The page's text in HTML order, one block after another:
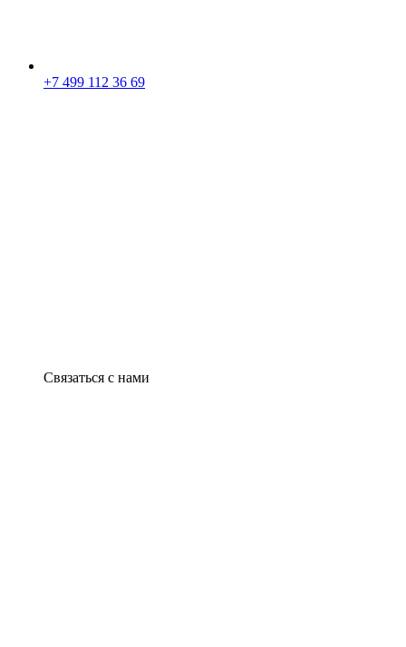
+7 499 112 36 69
Связаться с нами